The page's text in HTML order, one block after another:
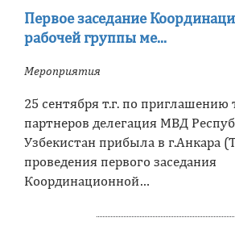
Первое заседание
рабочей группы ме...
Мероприятия
25 сентября т.г. по приглашению
партнеров делегация МВД
Узбекистан прибыла в г.Анкара
проведения первого заседания
Координационной…